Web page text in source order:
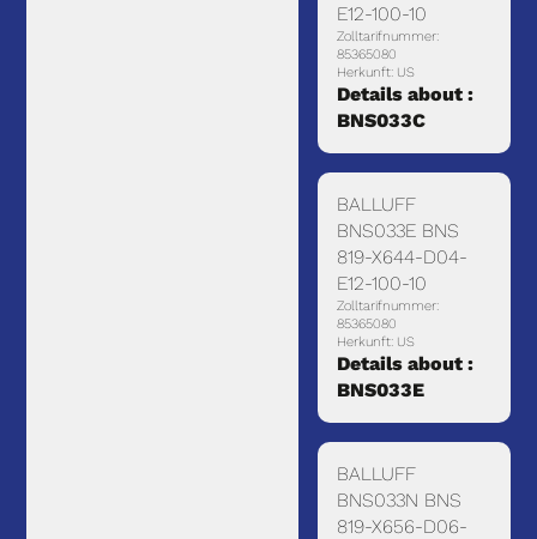
E12-100-10
Zolltarifnummer:
85365080
Herkunft: US
Details about :
BNS033C
BALLUFF
BNS033E BNS
819-X644-D04-
E12-100-10
Zolltarifnummer:
85365080
Herkunft: US
Details about :
BNS033E
BALLUFF
BNS033N BNS
819-X656-D06-